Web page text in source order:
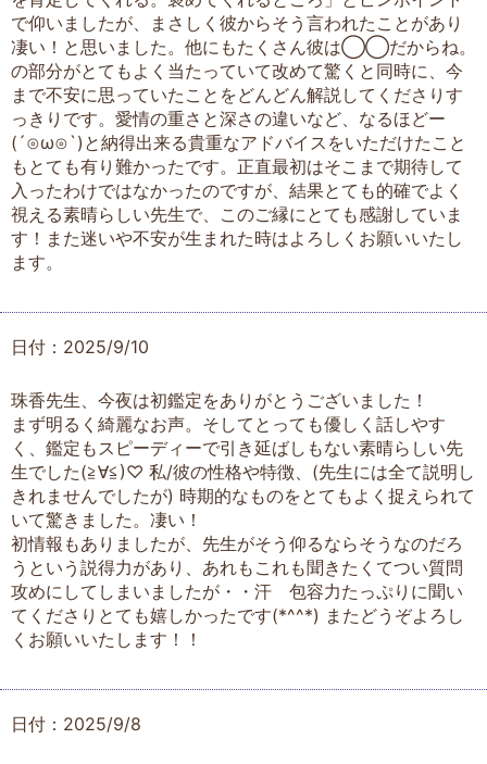
で仰いましたが、まさしく彼からそう言われたことがあり
凄い！と思いました。他にもたくさん彼は◯◯だからね。
の部分がとてもよく当たっていて改めて驚くと同時に、今
まで不安に思っていたことをどんどん解説してくださりす
っきりです。愛情の重さと深さの違いなど、なるほどー
(´⊙ω⊙`)と納得出来る貴重なアドバイスをいただけたこと
もとても有り難かったです。正直最初はそこまで期待して
入ったわけではなかったのですが、結果とても的確でよく
視える素晴らしい先生で、このご縁にとても感謝していま
す！また迷いや不安が生まれた時はよろしくお願いいたし
ます。
日付：2025/9/10
珠香先生、今夜は初鑑定をありがとうございました！
まず明るく綺麗なお声。そしてとっても優しく話しやす
く、鑑定もスピーディーで引き延ばしもない素晴らしい先
生でした(≧∀≦)♡ 私/彼の性格や特徴、(先生には全て説明し
きれませんでしたが) 時期的なものをとてもよく捉えられて
いて驚きました。凄い！
初情報もありましたが、先生がそう仰るならそうなのだろ
うという説得力があり、あれもこれも聞きたくてつい質問
攻めにしてしまいましたが・・汗 包容力たっぷりに聞い
てくださりとても嬉しかったです(*^^*) またどうぞよろし
くお願いいたします！！
日付：2025/9/8